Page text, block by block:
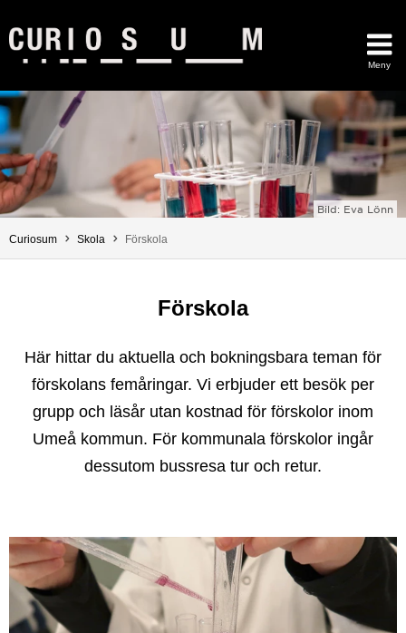
Hoppa direkt till innehållet
Meny
Huvudmenyn dold.
Bild: Eva Lönn
Curiosum Skola Du är här:
Förskola
Förskola
Här hittar du aktuella och bokningsbara teman för
förskolans femåringar. Vi erbjuder ett besök per
grupp och läsår utan kostnad för förskolor inom
Umeå kommun. För kommunala förskolor ingår
dessutom bussresa tur och retur.